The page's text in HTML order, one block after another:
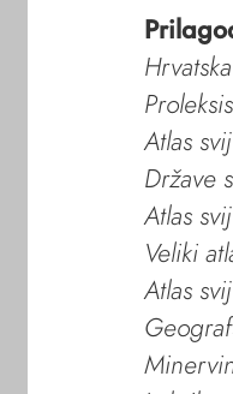
Atlas
Države
Atlas
Veliki
Atlas